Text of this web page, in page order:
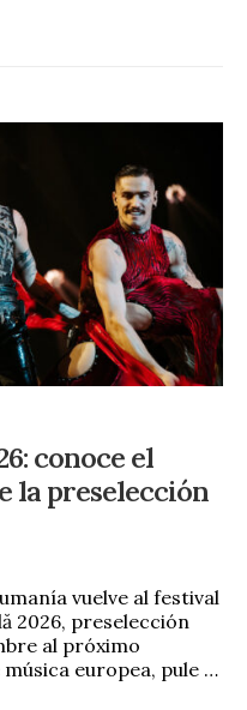
conoce el
la preselección
vuelve al festival
2026, preselección
al próximo
europea, pule …